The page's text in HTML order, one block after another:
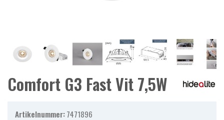
Comfort G3 Fast Vit 7,5W
Artikelnummer:7471896